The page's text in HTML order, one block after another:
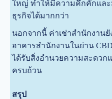
ใหญ่ ทำให้มีความคึกคักและ
ธุรกิจได้มากกว่า
นอกจากนี้ ค่าเช่าสำนักงาน
อาคารสำนักงานในย่าน
ได้รับสิ่งอำนวยความสะดวก
ครบถ้วน
สรุป